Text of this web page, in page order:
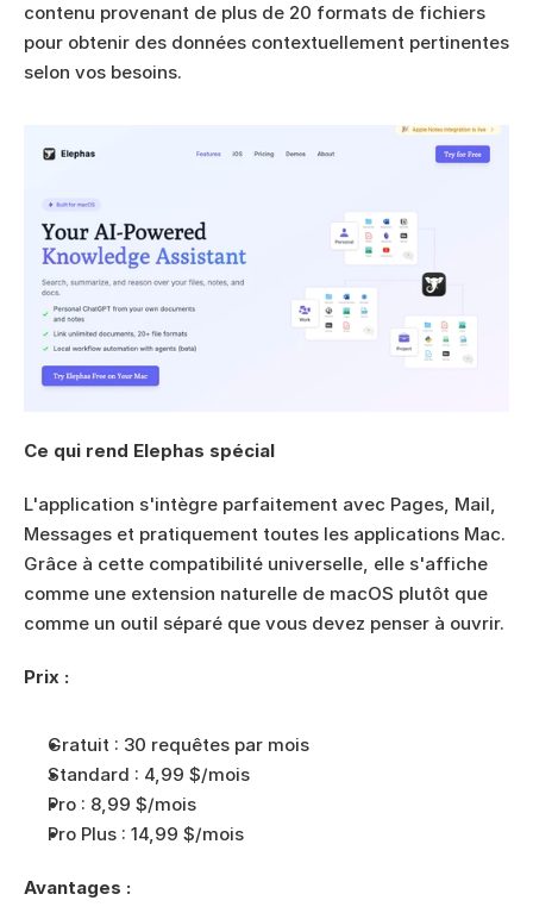
contenu provenant de plus de 20 formats de fichiers
pour obtenir des données contextuellement pertinentes
selon vos besoins.
Ce qui rend Elephas spécial
L'application s'intègre parfaitement avec Pages, Mail,
Messages et pratiquement toutes les applications Mac.
Grâce à cette compatibilité universelle, elle s'affiche
comme une extension naturelle de macOS plutôt que
comme un outil séparé que vous devez penser à ouvrir.
Prix :
Gratuit : 30 requêtes par mois
Standard : 4,99 $/mois
Pro : 8,99 $/mois
Pro Plus : 14,99 $/mois
Avantages :